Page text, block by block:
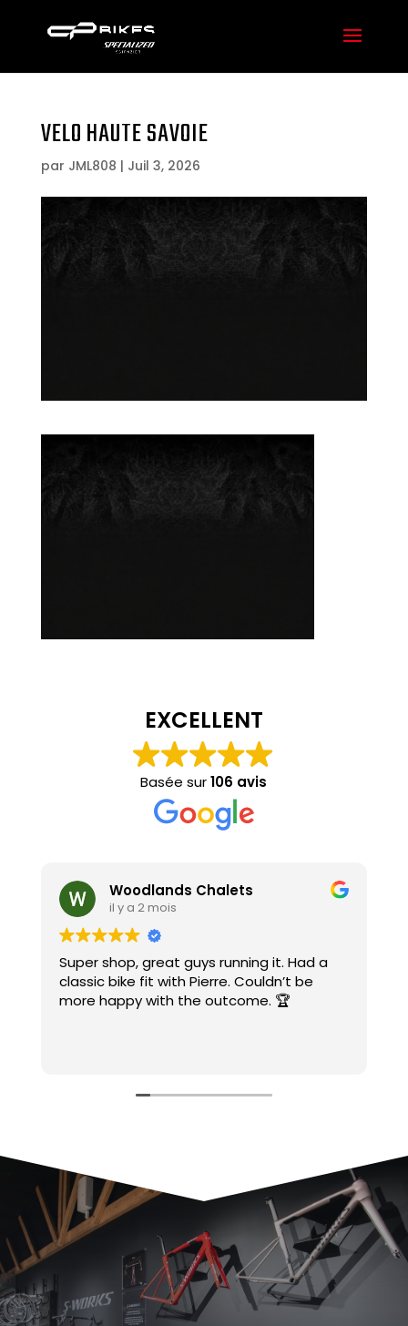
VELO HAUTE SAVOIE
par JML808 | Juil 3, 2026
EXCELLENT
Basée sur106 avis
Woodlands Chalets
il y a 2 mois
Super shop, great guys running it. Had a
classic bike fit with Pierre. Couldn’t be
more happy with the outcome. 🏆